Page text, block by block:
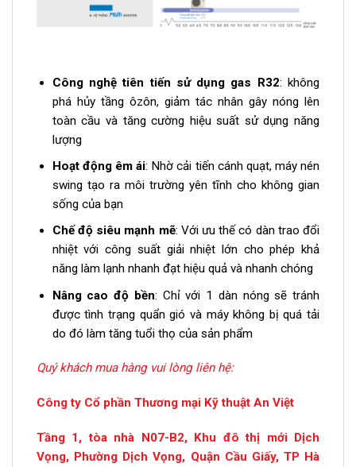
Công nghệ tiên tiến sử dụng gas R32: không
phá hủy tầng ôzôn, giảm tác nhân gây nóng lên
toàn cầu và tăng cường hiệu suất sử dụng năng
lượng
Hoạt động êm ái: Nhờ cải tiến cánh quạt, máy nén
swing tạo ra môi trường yên tĩnh cho không gian
sống của bạn
Chế độ siêu mạnh mẽ: Với ưu thế có dàn trao đổi
nhiệt với công suất giải nhiệt lớn cho phép khả
năng làm lạnh nhanh đạt hiệu quả và nhanh chóng
Nâng cao độ bền: Chỉ với 1 dàn nóng sẽ tránh
được tình trạng quẩn gió và máy không bị quá tải
do đó làm tăng tuổi thọ của sản phẩm
Quý khách mua hàng vui lòng liên hệ:
Công ty Cổ phần Thương mại Kỹ thuật An Việt
Tầng 1, tòa nhà N07-B2, Khu đô thị mới Dịch
Vọng, Phường Dịch Vọng, Quận Cầu Giấy, TP Hà